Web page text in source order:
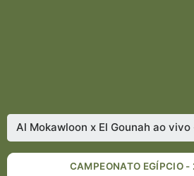
Al Mokawloon x El Gounah ao vivo
CAMPEONATO EGÍPCIO